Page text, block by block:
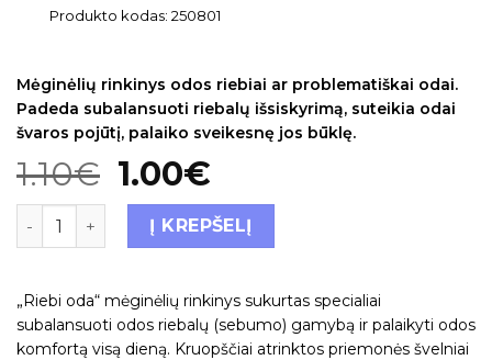
Produkto kodas: 250801
Mėginėlių rinkinys odos riebiai ar problematiškai odai.
Padeda subalansuoti riebalų išsiskyrimą, suteikia odai
švaros pojūtį, palaiko sveikesnę jos būklę.
1.10€ 1.00€
Į KREPŠELĮ
„Riebi oda“ mėginėlių rinkinys sukurtas specialiai
subalansuoti odos riebalų (sebumo) gamybą ir palaikyti odos
komfortą visą dieną. Kruopščiai atrinktos priemonės švelniai